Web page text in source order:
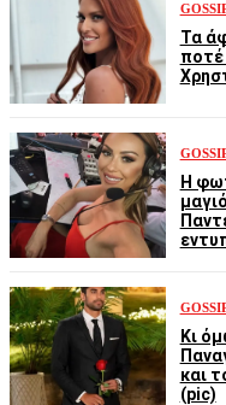
Τα
ποτέ
Η
Κι
και
(pic)